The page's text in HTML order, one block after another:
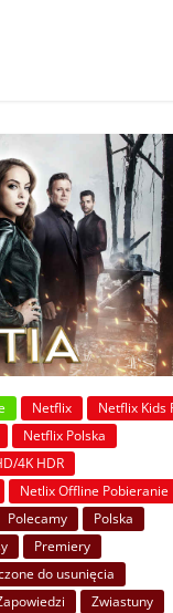
Netflix
Netflix Kids
Netflix Polska
4K HDR
Netlix Offline Pobieranie
Polecamy
Polska
Premiery
do usunięcia
Zwiastuny